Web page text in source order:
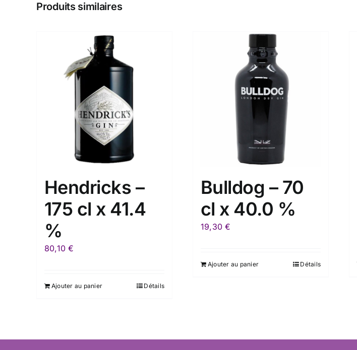
Produits similaires
Hendricks –
175 cl x 41.4
%
80,10€
Ajouter au panier Détails
Bulldog – 70
cl x 40.0 %
19,30€
Ajouter au panier Détails